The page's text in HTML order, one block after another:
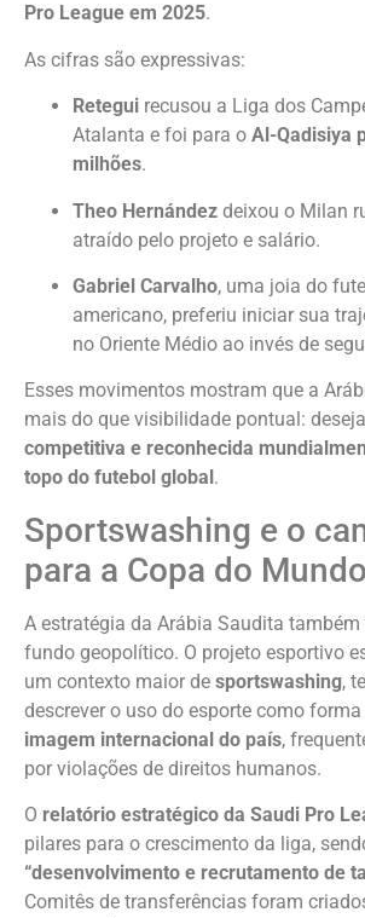
Pro League em 2025.
As cifras são expressivas:
Retegui recusou a Liga dos
Atalanta e foi para o Al-Qadisiya
milhões.
Theo Hernández deixou o Milan
atraído pelo projeto e salário.
Gabriel Carvalho, uma joia do
americano, preferiu iniciar sua
no Oriente Médio ao invés de
Esses movimentos mostram que a
mais do que visibilidade pontual: deseja
competitiva e reconhecida
topo do futebol global .
Sportswashing e o
para a Copa do
A estratégia da Arábia Saudita
fundo geopolítico. O projeto esportivo
um contexto maior de sportswashing,
descrever o uso do esporte como forma
imagem internacional do país,
por violações de direitos humanos.
O relatório estratégico da Saudi Pro
pilares para o crescimento da liga,
“desenvolvimento e recrutamento de
Comitês de transferências foram